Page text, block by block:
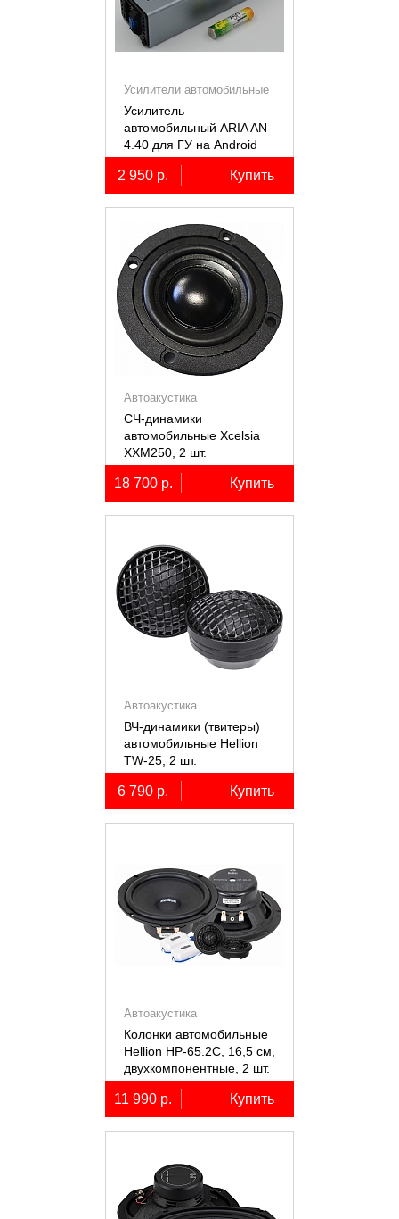
Усилители автомобильные
Усилитель
автомобильный ARIA AN
4.40 для ГУ на Android
2 950 р. Купить
Автоакустика
СЧ-динамики
автомобильные Xcelsia
XXM250, 2 шт.
18 700 р. Купить
Автоакустика
ВЧ-динамики (твитеры)
автомобильные Hellion
TW-25, 2 шт.
6 790 р. Купить
Автоакустика
Колонки автомобильные
Hellion HP-65.2С, 16,5 см,
двухкомпонентные, 2 шт.
11 990 р. Купить